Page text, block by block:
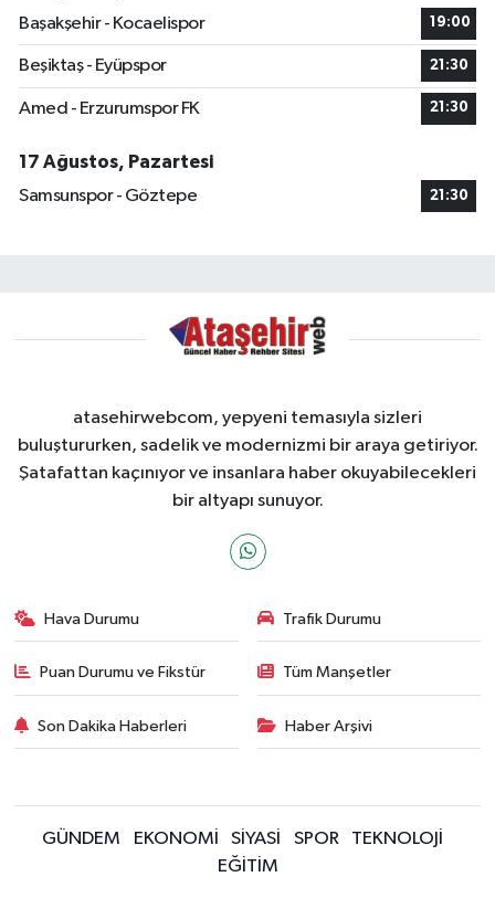
Başakşehir - Kocaelispor
19:00
Beşiktaş - Eyüpspor 21:30
Amed - Erzurumspor FK 21:30
17 Ağustos, Pazartesi
Samsunspor - Göztepe
21:30
atasehirwebcom, yepyeni temasıyla sizleri
buluştururken, sadelik ve modernizmi bir araya getiriyor.
Şatafattan kaçınıyor ve insanlara haber okuyabilecekleri
bir altyapı sunuyor.
Hava Durumu Trafik Durumu
Puan Durumu ve Fikstür Tüm Manşetler
Son Dakika Haberleri Haber Arşivi
GÜNDEM EKONOMİ SİYASİ SPOR
TEKNOLOJİ
EĞİTİM